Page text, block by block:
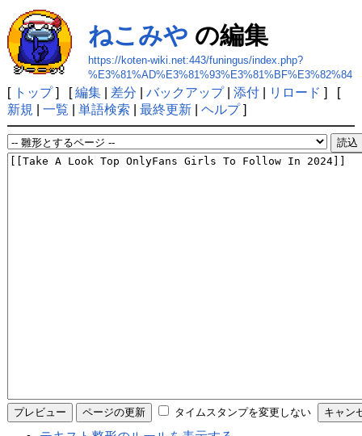
ねこみや の編集
https://koten-wiki.net:443/funingus/index.php?
%E3%81%AD%E3%81%93%E3%81%BF%E3%82%84
[ トップ] [編集| 差分 バックアップ| 添付| リロード ] [
新規
一覧 単語検索 最終更新| ヘルプ]
タイムスタンプを変更しない